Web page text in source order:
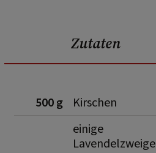
Zutaten
500 g
Kirschen
einige
Lavendelzweige